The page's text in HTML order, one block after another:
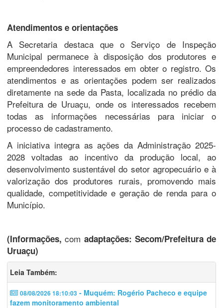
Atendimentos e orientações
A Secretaria destaca que o Serviço de Inspeção
Municipal permanece à disposição dos produtores e
empreendedores interessados em obter o registro. Os
atendimentos e as orientações podem ser realizados
diretamente na sede da Pasta, localizada no prédio da
Prefeitura de Uruaçu, onde os interessados recebem
todas as informações necessárias para iniciar o
processo de cadastramento.
A iniciativa integra as ações da Administração 2025-
2028 voltadas ao incentivo da produção local, ao
desenvolvimento sustentável do setor agropecuário e à
valorização dos produtores rurais, promovendo mais
qualidade, competitividade e geração de renda para o
Município.
(Informações, com adaptações: Secom/Prefeitura de
Uruaçu)
Leia Também:
08/08/2026 18:10:03 - Muquém: Rogério Pacheco e equipe
fazem monitoramento ambiental